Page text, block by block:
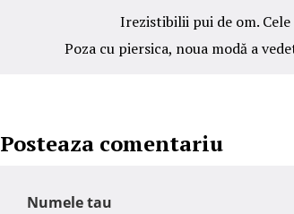
Irezistibilii pui de om.
Poza cu piersica, noua modă a
Posteaza comentariu
Numele tau